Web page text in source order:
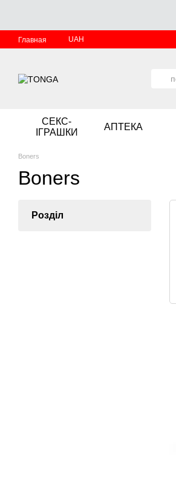
Главная UAH
СЕКС-
ІГРАШКИ
АПТЕКА
Boners
Boners
Розділ